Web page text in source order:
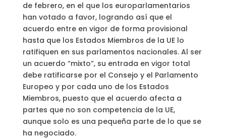
de febrero, en el que los europarlamentarios
han votado a favor, logrando así que el
acuerdo entre en vigor de forma provisional
hasta que los Estados Miembros de la UE lo
ratifiquen en sus parlamentos nacionales. Al ser
un acuerdo “mixto”, su entrada en vigor total
debe ratificarse por el Consejo y el Parlamento
Europeo y por cada uno de los Estados
Miembros, puesto que el acuerdo afecta a
partes que no son competencia de la UE,
aunque solo es una pequeña parte de lo que se
ha negociado.